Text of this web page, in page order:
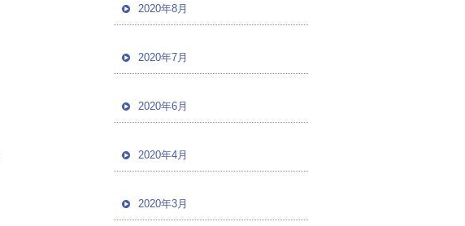
2020年8月
2020年7月
2020年6月
2020年4月
2020年3月